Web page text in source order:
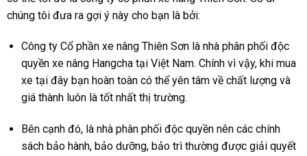
chúng tôi đưa ra gợi ý này cho bạn là bởi:
Công ty Cổ phần xe nâng Thiên Sơn là nhà phân phối độc
quyền xe nâng Hangcha tại Việt Nam. Chính vì vậy, khi mua
xe tại đây bạn hoàn toàn có thể yên tâm về chất lượng và
giá thành luôn là tốt nhất thị trường.
Bên cạnh đó, là nhà phân phối độc quyền nên các chính
sách bảo hành, bảo dưỡng, bảo trì thường được giải quyết